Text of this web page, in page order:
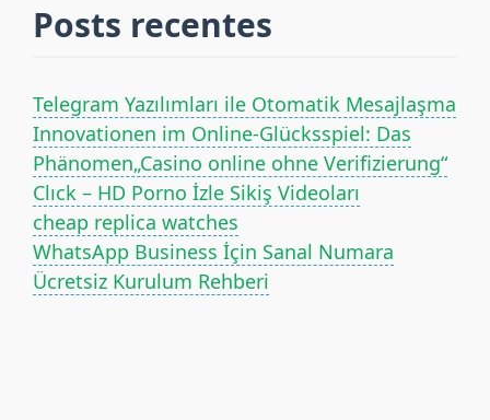
Posts recentes
Telegram Yazılımları ile Otomatik Mesajlaşma
Innovationen im Online-Glücksspiel: Das
Phänomen„Casino online ohne Verifizierung“
Clıck – HD Porno İzle Sikiş Videoları
cheap replica watches
WhatsApp Business İçin Sanal Numara
Ücretsiz Kurulum Rehberi